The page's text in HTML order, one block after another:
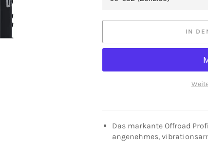
IN
Das markante Offroad
angenehmes,